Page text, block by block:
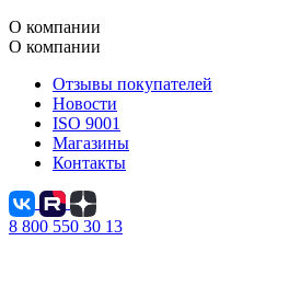
О компании
О компании
Отзывы покупателей
Новости
ISO 9001
Магазины
Контакты
8 800 550 30 13